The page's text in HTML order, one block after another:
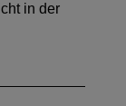
in der